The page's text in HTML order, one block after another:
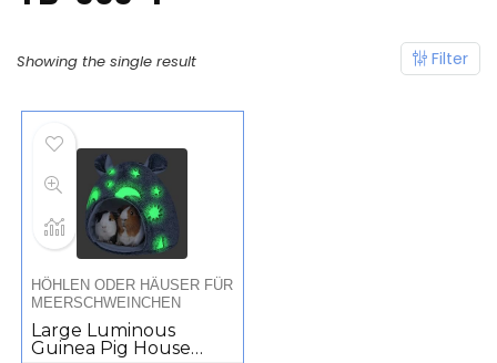
Filter
Showing the single result
HÖHLEN ODER HÄUSER FÜR
MEERSCHWEINCHEN
Large Luminous
Guinea Pig House